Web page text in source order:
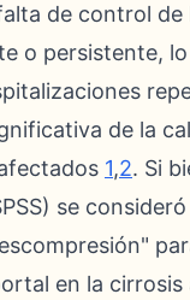
de control de
o persistente,
de la
1,2. Si
se
en la cirrosis